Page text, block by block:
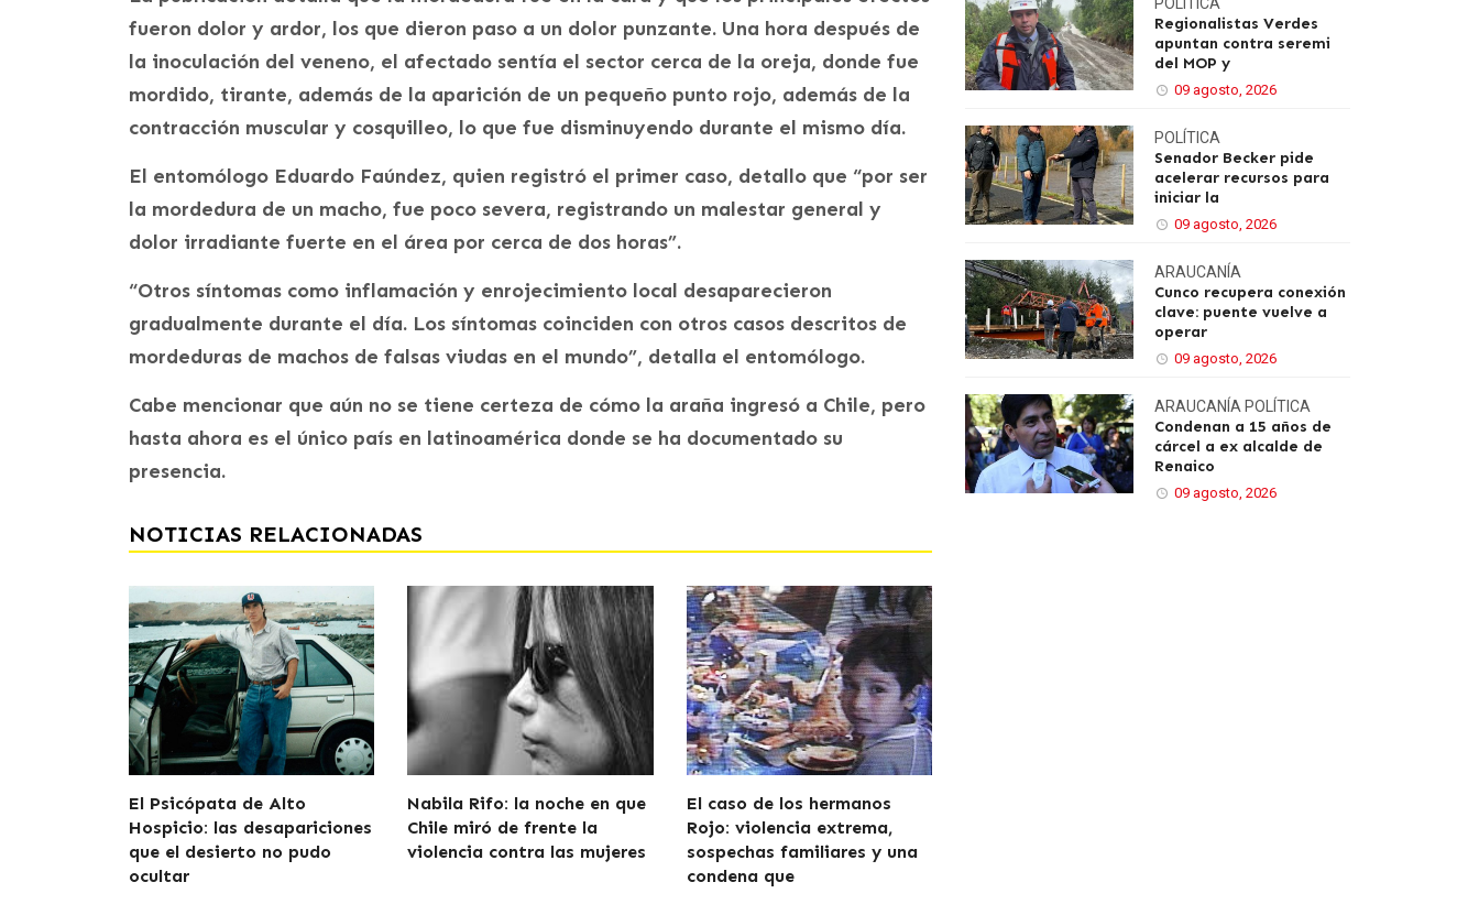
fueron dolor y ardor, los que dieron paso a un dolor punzante. Una hora después de
la inoculación del veneno, el afectado sentía el sector cerca de la oreja, donde fue
mordido, tirante, además de la aparición de un pequeño punto rojo, además de la
contracción muscular y cosquilleo, lo que fue disminuyendo durante el mismo día.
El entomólogo Eduardo Faúndez, quien registró el primer caso, detallo que “por ser
la mordedura de un macho, fue poco severa, registrando un malestar general y
dolor irradiante fuerte en el área por cerca de dos horas”.
“Otros síntomas como inflamación y enrojecimiento local desaparecieron
gradualmente durante el día. Los síntomas coinciden con otros casos descritos de
mordeduras de machos de falsas viudas en el mundo”, detalla el entomólogo.
Cabe mencionar que aún no se tiene certeza de cómo la araña ingresó a Chile, pero
hasta ahora es el único país en latinoamérica donde se ha documentado su
presencia.
NOTICIAS RELACIONADAS
El Psicópata de Alto
Hospicio: las desapariciones
que el desierto no pudo
ocultar
Nabila Rifo: la noche en que
Chile miró de frente la
violencia contra las mujeres
El caso de los hermanos
Rojo: violencia extrema,
sospechas familiares y una
condena que
Regionalistas Verdes
apuntan contra seremi
del MOP y
09 agosto, 2026
POLÍTICA
Senador Becker pide
acelerar recursos para
iniciar la
09 agosto, 2026
ARAUCANÍA
Cunco recupera conexión
clave: puente vuelve a
operar
09 agosto, 2026
ARAUCANÍA POLÍTICA
Condenan a 15 años de
cárcel a ex alcalde de
Renaico
09 agosto, 2026